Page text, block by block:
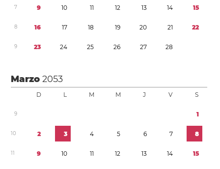
7 9 10 11 12 13 14 15
8 16 17 18 19 20 21 22
9 23 24 25 26 27 28
Marzo2053
D L M M J V S
9 1
10 2 3 4 5 6 7 8
11 9 10 11 12 13 14 15